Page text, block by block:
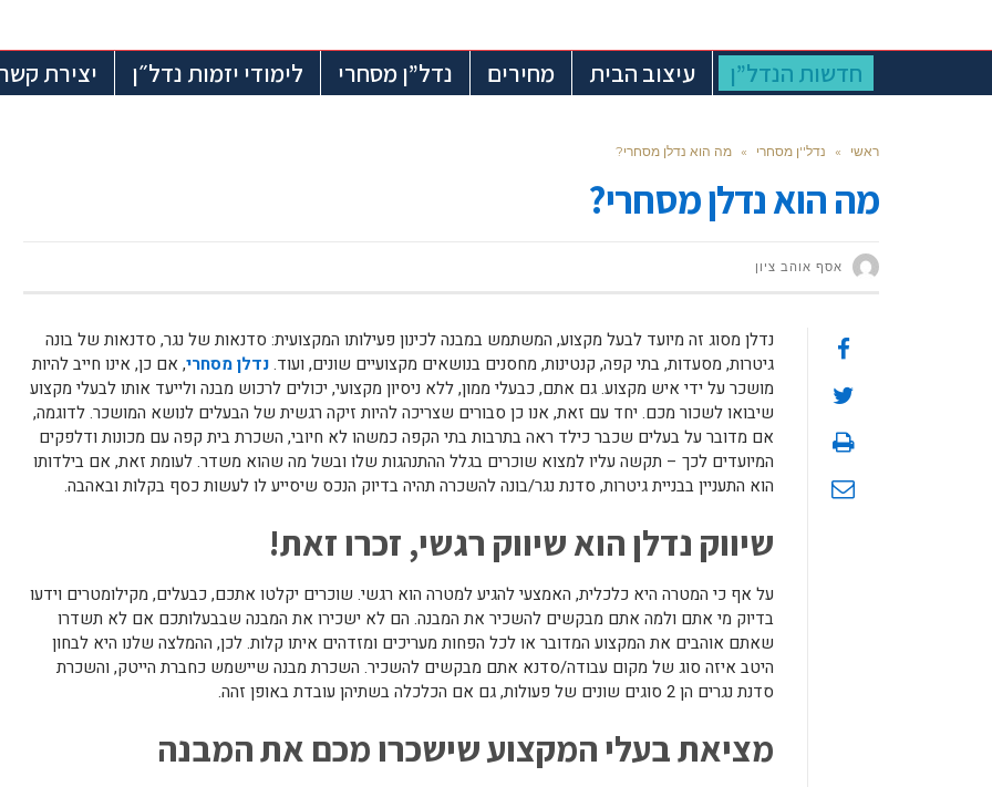
חדשות הנדל”ן עיצוב הבית מחירים נדל”ן מסחרי לימודי יזמות נדל״ן יצירת קשר
ראשי » נדל''ן מסחרי » מה הוא נדלן מסחרי?
מה הוא נדלן מסחרי?
אסף אוהב ציון
נדלן מסוג זה מיועד לבעל מקצוע, המשתמש במבנה לכינון פעילותו המקצועית: סדנאות של נגר, סדנאות של בונה
גיטרות, מסעדות, בתי קפה, קנטינות, מחסנים בנושאים מקצועיים שונים, ועוד.נדלן מסחרי, אם כן, אינו חייב להיות
מושכר על ידי איש מקצוע. גם אתם, כבעלי ממון, ללא ניסיון מקצועי, יכולים לרכוש מבנה ולייעד אותו לבעלי מקצוע
שיבואו לשכור מכם. יחד עם זאת, אנו כן סבורים שצריכה להיות זיקה רגשית של הבעלים לנושא המושכר. לדוגמה,
אם מדובר על בעלים שכבר כילד ראה בתרבות בתי הקפה כמשהו לא חיובי, השכרת בית קפה עם מכונות ודלפקים
המיועדים לכך – תקשה עליו למצוא שוכרים בגלל ההתנהגות שלו ובשל מה שהוא משדר. לעומת זאת, אם בילדותו
הוא התעניין בבניית גיטרות, סדנת נגר/בונה להשכרה תהיה בדיוק הנכס שיסייע לו לעשות כסף בקלות ובאהבה.
שיווק נדלן הוא שיווק רגשי, זכרו זאת!
על אף כי המטרה היא כלכלית, האמצעי להגיע למטרה הוא רגשי. שוכרים יקלטו אתכם, כבעלים, מקילומטרים וידעו
בדיוק מי אתם ולמה אתם מבקשים להשכיר את המבנה. הם לא ישכירו את המבנה שבבעלותכם אם לא תשדרו
שאתם אוהבים את המקצוע המדובר או לכל הפחות מעריכים ומזדהים איתו קלות. לכן, ההמלצה שלנו היא לבחון
היטב איזה סוג של מקום עבודה/סדנא אתם מבקשים להשכיר. השכרת מבנה שיישמש כחברת הייטק, והשכרת
סדנת נגרים הן 2 סוגים שונים של פעולות, גם אם הכלכלה בשתיהן עובדת באופן זהה.
מציאת בעלי המקצוע שישכרו מכם את המבנה